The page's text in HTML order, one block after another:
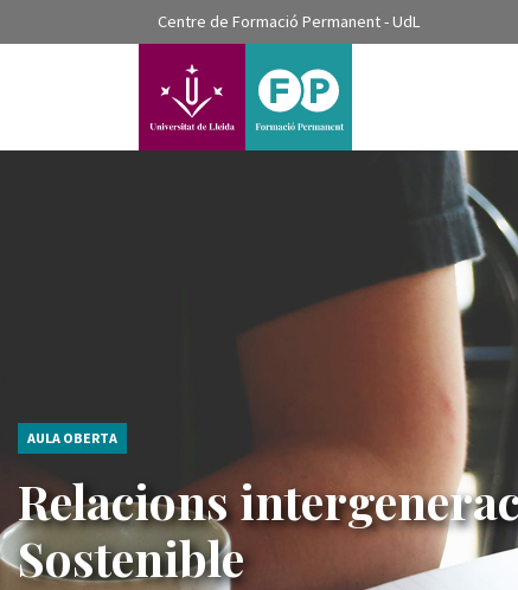
???label.access.jump.content???
???label.access.jump.header???
???label.access.jump.footer???
???label.access.jump.menu???
Centre de Formació Permanent - UdL
AULA OBERTA
Relacions
Sostenible